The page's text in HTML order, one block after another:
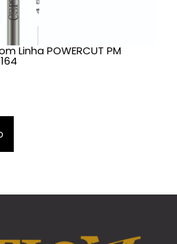
Linha POWERCUT PM